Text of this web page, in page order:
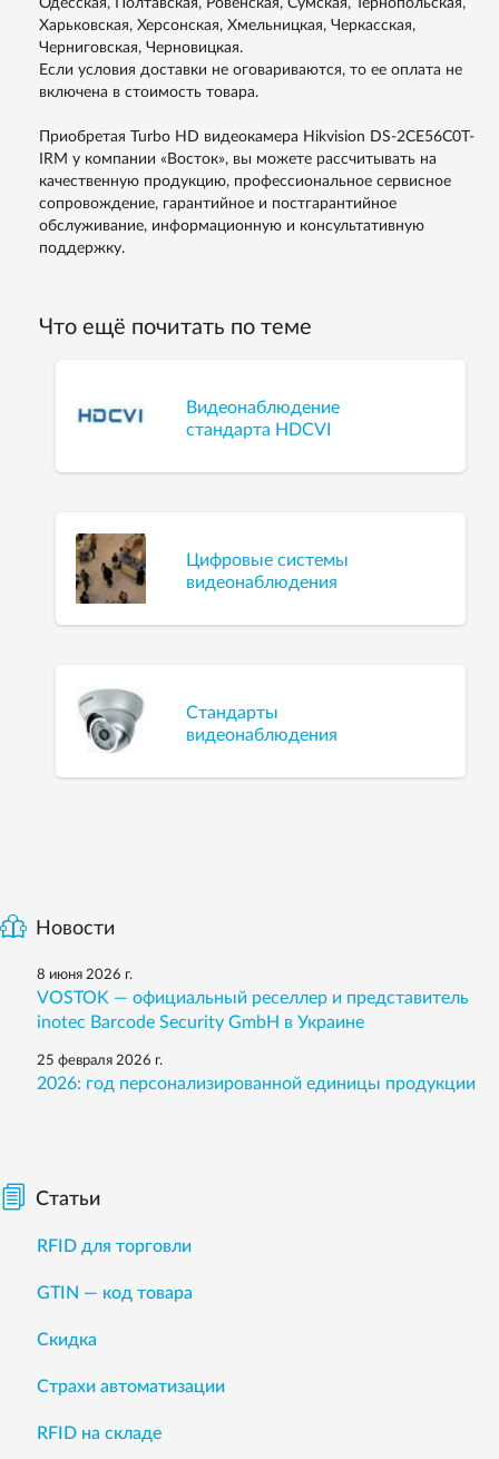
Одесская, Полтавская, Ровенская, Сумская, Тернопольская,
Харьковская, Херсонская, Хмельницкая, Черкасская,
Черниговская, Черновицкая.
Если условия доставки не оговариваются, то ее оплата не
включена в стоимость товара.
Приобретая Turbo HD видеокамера Hikvision DS-2CE56C0T-
IRM у компании «Восток», вы можете рассчитывать на
качественную продукцию, профессиональное сервисное
сопровождение, гарантийное и постгарантийное
обслуживание, информационную и консультативную
поддержку.
Что ещё почитать по теме
Видеонаблюдение
стандарта HDCVI
Цифровые системы
видеонаблюдения
Стандарты
видеонаблюдения
Новости
8 июня 2026 г.
VOSTOK — официальный реселлер и представитель
inotec Barcode Security GmbH в Украине
25 февраля 2026 г.
2026: год персонализированной единицы продукции
Статьи
RFID для торговли
GTIN — код товара
Скидка
Страхи автоматизации
RFID на складе